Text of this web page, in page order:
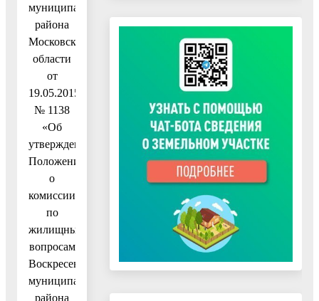
муниципального
района
Московской
области
от
19.05.2015
№ 1138
«Об
утверждении
Положения
о
комиссии
по
жилищным
вопросам
Воскресенского
муниципального
района